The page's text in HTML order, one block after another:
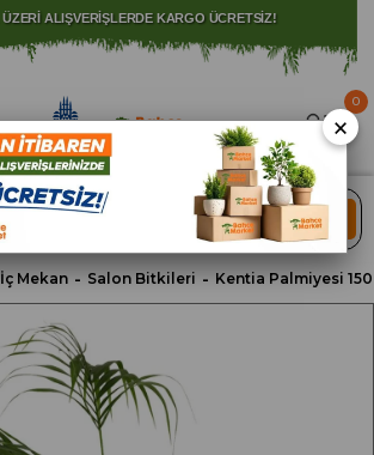
ALIŞVERİŞLERDE KARGO ÜCRETSİZ!
ARA
0
İç Mekan Salon Bitkileri
×